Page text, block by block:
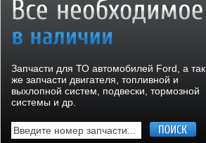
Запчасти для ТО автомобилей Ford, а так
же запчасти двигателя, топливной и
выхлопной систем, подвески, тормозной
системы и др.